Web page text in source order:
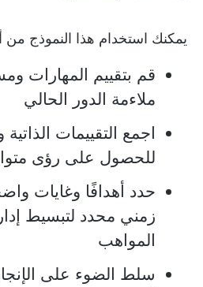
يمكنك استخدام هذا النموذج من
قم بتقييم المهارات
ملاءمة الدور الحالي
اجمع التقييمات الذاتية
للحصول على رؤى
حدد أهدافًا وغايات
زمني محدد لتبسيط
المواهب
سلط الضوء على